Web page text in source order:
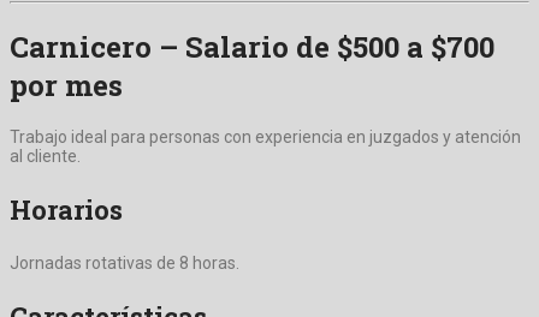
Carnicero – Salario de $500 a $700
por mes
Trabajo ideal para personas con experiencia en juzgados y atención
al cliente.
Horarios
Jornadas rotativas de 8 horas.